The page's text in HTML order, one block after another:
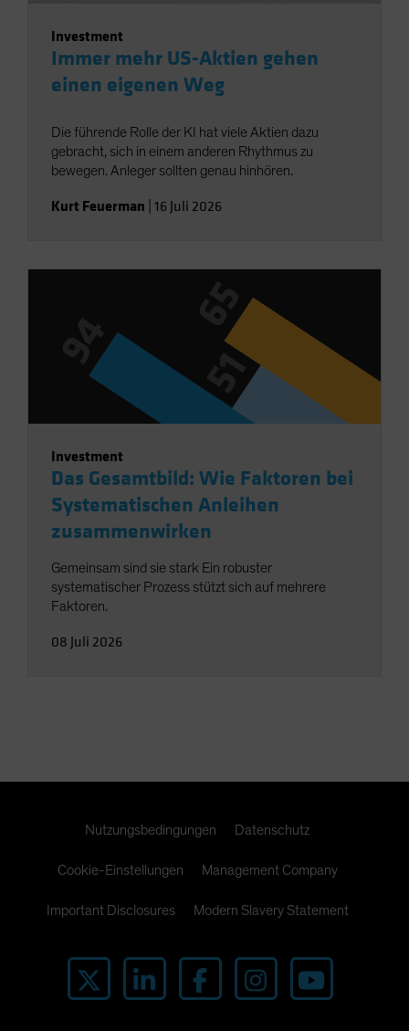
Investment
Immer mehr US-Aktien gehen
einen eigenen Weg
Die führende Rolle der KI hat viele Aktien dazu
gebracht, sich in einem anderen Rhythmus zu
bewegen. Anleger sollten genau hinhören.
Kurt Feuerman 16 Juli 2026
Investment
Das Gesamtbild: Wie Faktoren bei
Systematischen Anleihen
zusammenwirken
Gemeinsam sind sie stark Ein robuster
systematischer Prozess stützt sich auf mehrere
Faktoren.
08 Juli 2026
Nutzungsbedingungen Datenschutz
Cookie-Einstellungen Management Company
Important Disclosures Modern Slavery Statement